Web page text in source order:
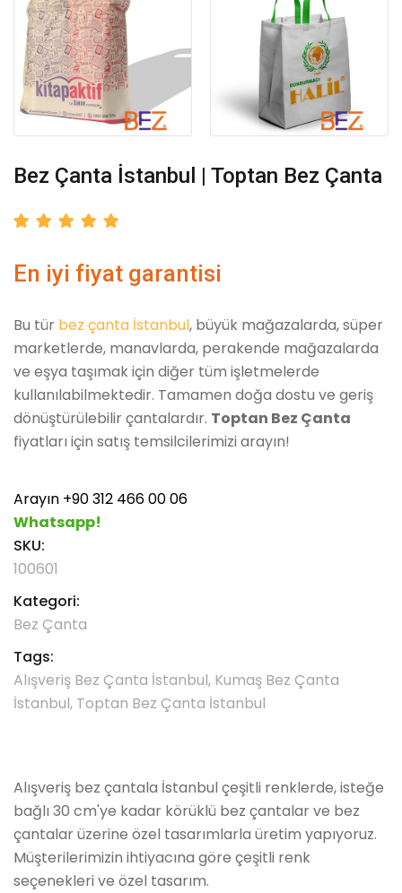
Bez Çanta İstanbul | Toptan Bez Çanta
En iyi fiyat garantisi
Bu tür bez çanta İstanbul, büyük mağazalarda, süper
marketlerde, manavlarda, perakende mağazalarda
ve eşya taşımak için diğer tüm işletmelerde
kullanılabilmektedir. Tamamen doğa dostu ve geriş
dönüştürülebilir çantalardır. Toptan Bez Çanta
fiyatları için satış temsilcilerimizi arayın!
Arayın +90 312 466 00 06
Whatsapp!
SKU:
100601
Kategori:
Bez Çanta
Tags:
Alışveriş Bez Çanta İstanbul, Kumaş Bez Çanta
İstanbul, Toptan Bez Çanta İstanbul
Alışveriş bez çantala İstanbul çeşitli renklerde, isteğe
bağlı 30 cm'ye kadar körüklü bez çantalar ve bez
çantalar üzerine özel tasarımlarla üretim yapıyoruz.
Müşterilerimizin ihtiyacına göre çeşitli renk
seçenekleri ve özel tasarım.